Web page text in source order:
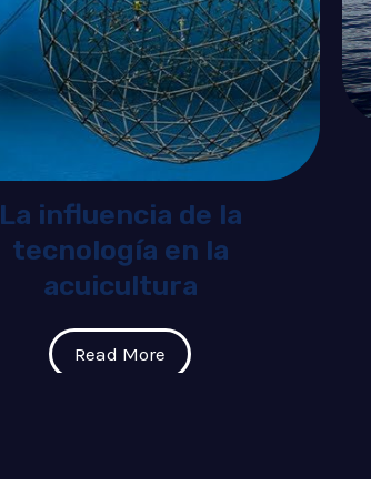
La influencia de la
tecnología en la
acuicultura
Read More